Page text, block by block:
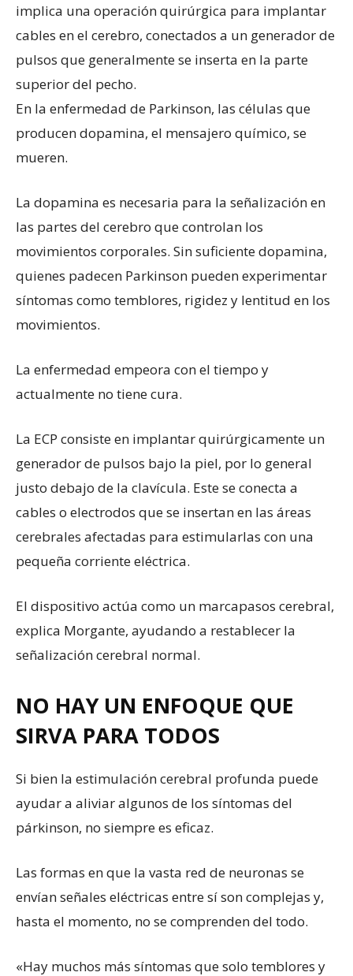
implica una operación quirúrgica para implantar
cables en el cerebro, conectados a un generador de
pulsos que generalmente se inserta en la parte
superior del pecho.
En la enfermedad de Parkinson, las células que
producen dopamina, el mensajero químico, se
mueren.
La dopamina es necesaria para la señalización en
las partes del cerebro que controlan los
movimientos corporales. Sin suficiente dopamina,
quienes padecen Parkinson pueden experimentar
síntomas como temblores, rigidez y lentitud en los
movimientos.
La enfermedad empeora con el tiempo y
actualmente no tiene cura.
La ECP consiste en implantar quirúrgicamente un
generador de pulsos bajo la piel, por lo general
justo debajo de la clavícula. Este se conecta a
cables o electrodos que se insertan en las áreas
cerebrales afectadas para estimularlas con una
pequeña corriente eléctrica.
El dispositivo actúa como un marcapasos cerebral,
explica Morgante, ayudando a restablecer la
señalización cerebral normal.
NO HAY UN ENFOQUE QUE
SIRVA PARA TODOS
Si bien la estimulación cerebral profunda puede
ayudar a aliviar algunos de los síntomas del
párkinson, no siempre es eficaz.
Las formas en que la vasta red de neuronas se
envían señales eléctricas entre sí son complejas y,
hasta el momento, no se comprenden del todo.
«Hay muchos más síntomas que solo temblores y